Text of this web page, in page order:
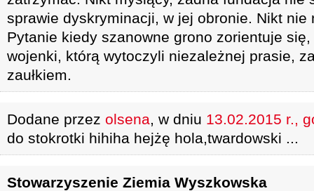
sprawie dyskryminacji, w jej obronie. Nikt nie
Pytanie kiedy szanowne grono zorientuje
wojenki, którą wytoczyli niezależnej prasie,
zaułkiem.
Dodane przez olsena, w dniu 13.02.2015 r.,
do stokrotki hihiha hejżę hola,twardowski ...
Stowarzyszenie Ziemia Wyszkowska